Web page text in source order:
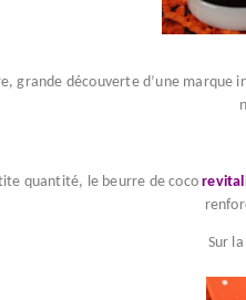
grande découverte d’une marque
quantité, le beurre de coco
Sur